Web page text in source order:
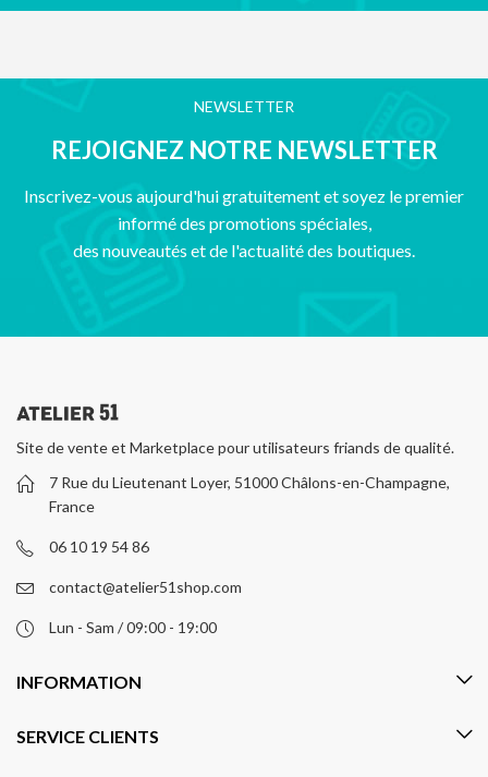
NEWSLETTER
REJOIGNEZ NOTRE NEWSLETTER
Inscrivez-vous aujourd'hui gratuitement et soyez le premier
informé des promotions spéciales,
des nouveautés et de l'actualité des boutiques.
Site de vente et Marketplace pour utilisateurs friands de qualité.
7 Rue du Lieutenant Loyer, 51000 Châlons-en-Champagne,
France
06 10 19 54 86
contact@atelier51shop.com
Lun - Sam / 09:00 - 19:00
INFORMATION
SERVICE CLIENTS